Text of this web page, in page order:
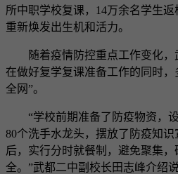
所中职学校复课，14万余名学生返
重新焕发出生机和活力。
随着疫情防控重点工作变化，
在做好复学复课准备工作的同时
全网”。
“学校前期准备了防疫物资，设
80个洗手水龙头，摆放了防疫知
后，实行分时就餐制，避免聚集
全。”武都二中副校长田志峰介绍说